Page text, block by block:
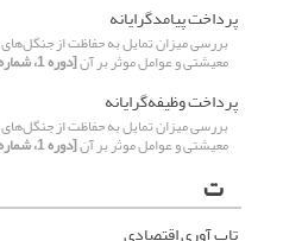
پرداخت پیامدگرایانه
بررسی میزان تمایل به حفاظت از
معیشتی و عوامل موثر بر آن[دوره 1، شماره 2، 1401، صفحه 1-27]
پرداخت وظیفه‌گرایانه
بررسی میزان تمایل به حفاظت از
معیشتی و عوامل موثر بر آن[دوره 1، شماره 2، 1401، صفحه 1-27]
ت
تاب آوری اقتصادی